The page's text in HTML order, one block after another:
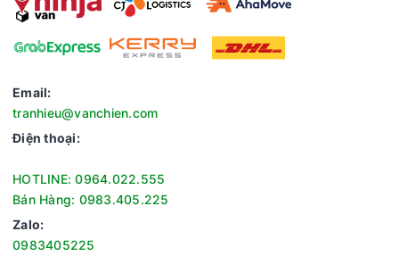
Nếu sử dụng cùng loa thanh Samsung tương thích, tính năng
Q-Symphony cho phép loa tivi và loa thanh đồng thời phát
Email:
tranhieu@vanchien.com
Điện thoại:
HOTLINE: 0964.022.555
Bán Hàng: 0983.405.225
Zalo:
0983405225